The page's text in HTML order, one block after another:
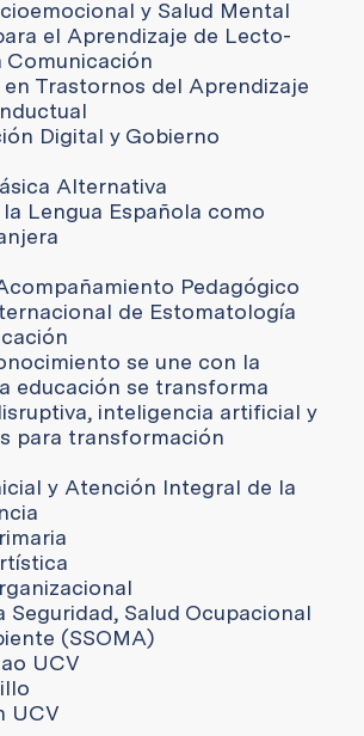
y Salud Mental
el Aprendizaje de Lecto-
Comunicación
Trastornos del Aprendizaje
Digital y Gobierno
Alternativa
Lengua Española como
Pedagógico
de Estomatología
se une con la
educación se transforma
inteligencia artificial y
para transformación
y Atención Integral de la
Seguridad, Salud Ocupacional
(SSOMA)
UCV
UCV